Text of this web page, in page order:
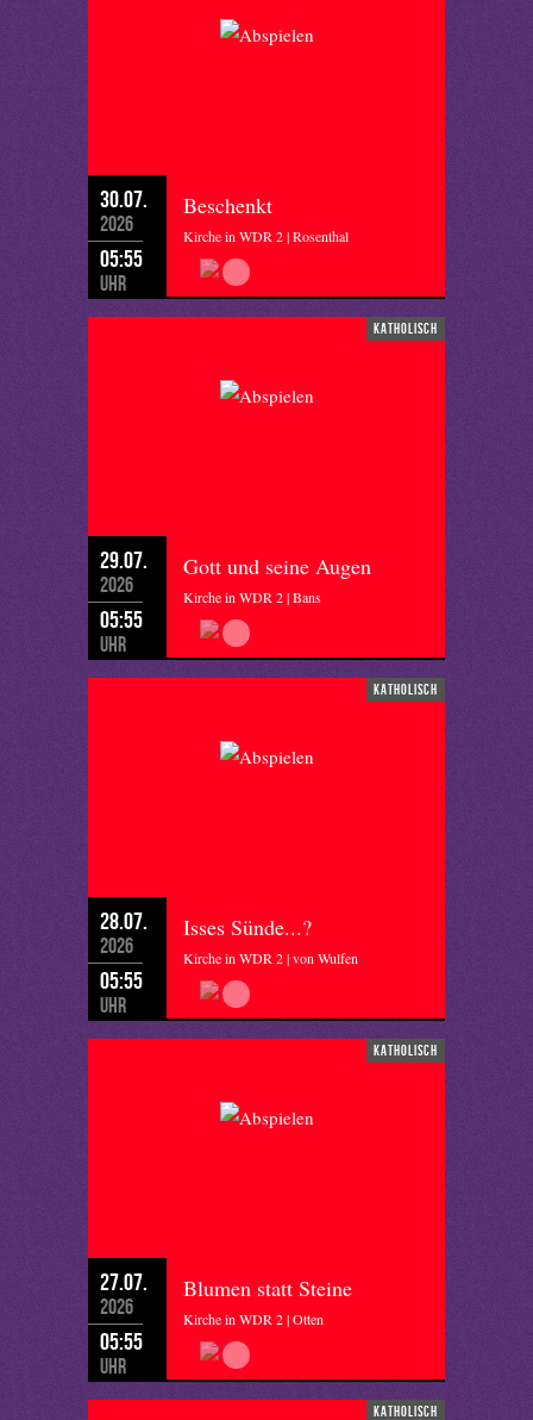
30.07.
2026
05:55
Uhr
Beschenkt
Kirche in WDR 2 | Rosenthal
katholisch
29.07.
2026
05:55
Uhr
Gott und seine Augen
Kirche in WDR 2 | Bans
katholisch
28.07.
2026
05:55
Uhr
Isses Sünde...?
Kirche in WDR 2 | von Wulfen
katholisch
27.07.
2026
05:55
Uhr
Blumen statt Steine
Kirche in WDR 2 | Otten
katholisch